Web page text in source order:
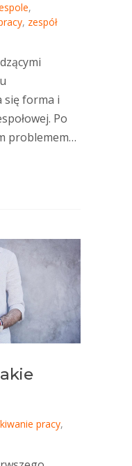
,
, zespół
się forma i
Po
problemem…
pracy,